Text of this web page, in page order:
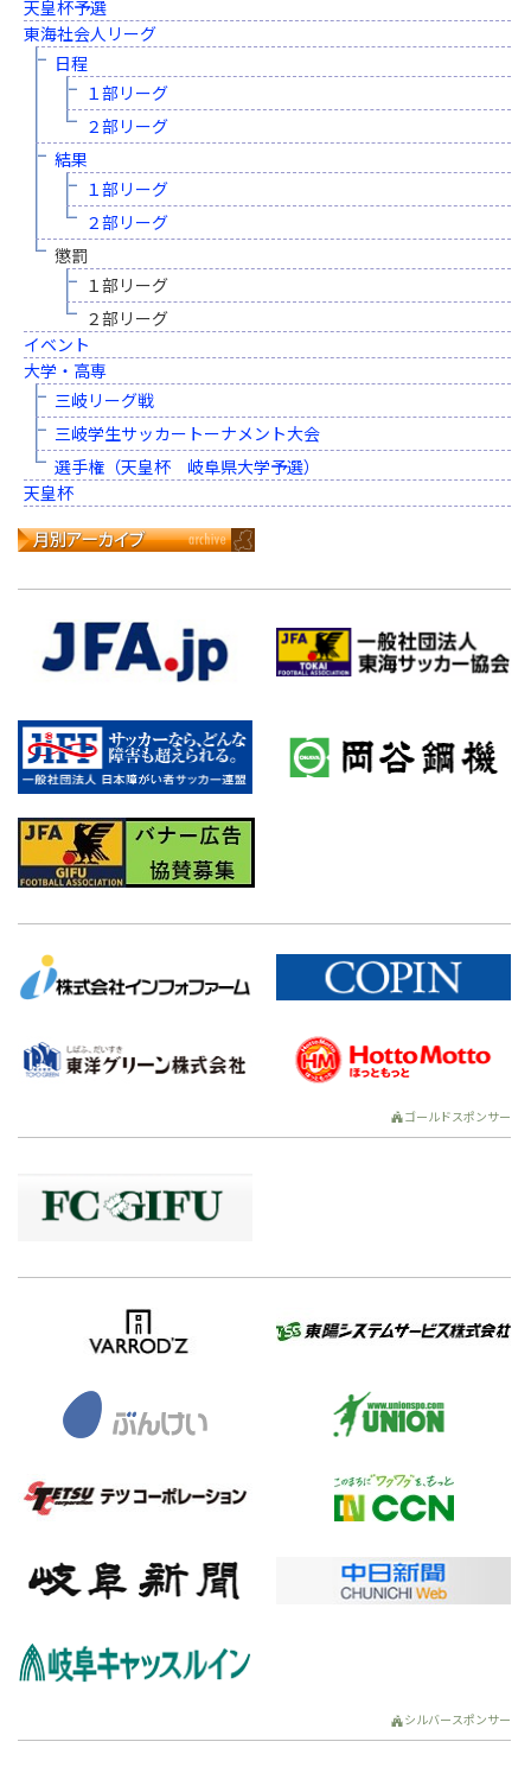
天皇杯予選
東海社会人リーグ
日程
１部リーグ
２部リーグ
結果
１部リーグ
２部リーグ
懲罰
１部リーグ
２部リーグ
イベント
大学・高専
三岐リーグ戦
三岐学生サッカートーナメント大会
選手権（天皇杯 岐阜県大学予選）
天皇杯
ゴールドスポンサー
シルバースポンサー